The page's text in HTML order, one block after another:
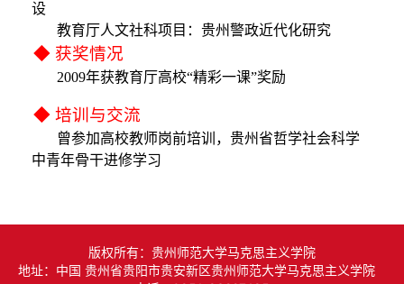
科研奖励
教学成果
进修访学
青马榜样
社会实践
经典资源
组织机构
院友动态
院友风采
院友捐赠
设
教育厅人文社科项目：贵州警政近代化研究
◆ 获奖情况
2009年获教育厅高校“精彩一课”奖励
◆ 培训与交流
曾参加高校教师岗前培训，贵州省哲学社会科学
中青年骨干进修学习
版权所有：贵州师范大学马克思主义学院
地址：中国 贵州省贵阳市贵安新区贵州师范大学马克思主义学院